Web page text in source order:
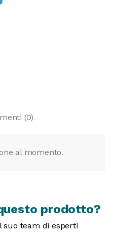
(0)
al momento.
prodotto?
suo team di esperti